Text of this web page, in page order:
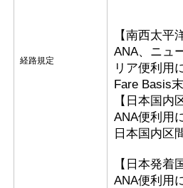
経路規定
【南西太平
ANA、ニュ
リア便利用
Fare Basis
【日本国内
ANA便利用
日本国内区
【日本発着
ANA便利用